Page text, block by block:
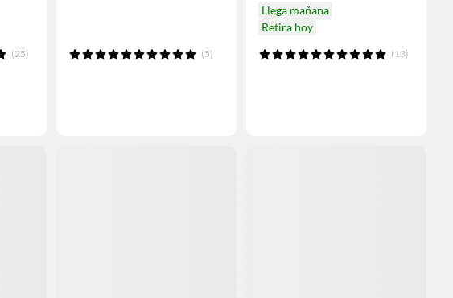
(25) (5)
Llega mañana
Retira hoy
(13)